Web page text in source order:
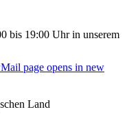
bis 19:00 Uhr in unserem
Mail page opens in new
Land